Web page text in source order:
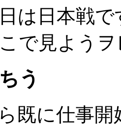
は日本戦で
で見よう
う
既に仕事